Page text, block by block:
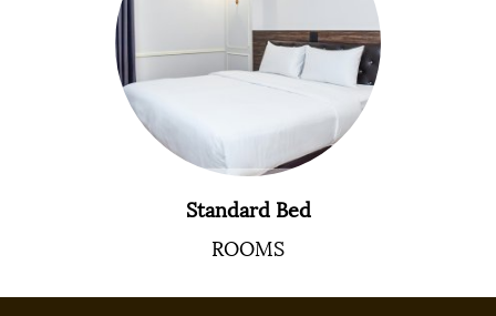
Standard Bed
ROOMS